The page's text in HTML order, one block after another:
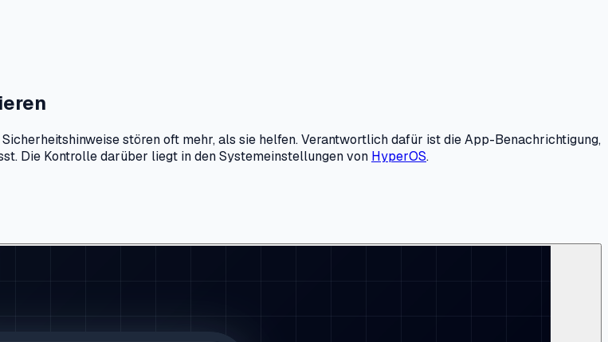
stören oft mehr, als sie helfen. Verantwortlich dafür ist die App-Benachrichtigung,
Die Kontrolle darüber liegt in den Systemeinstellungen von HyperOS.